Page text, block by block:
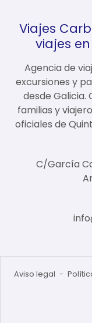
Viajes
viajes
Agencia de
excursiones y
desde Galicia.
familias y
oficiales de
C/García
Aviso legal -